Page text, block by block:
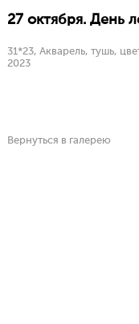
27 октября. День
31*23, Акварель, тушь,
2023
Вернуться в галерею